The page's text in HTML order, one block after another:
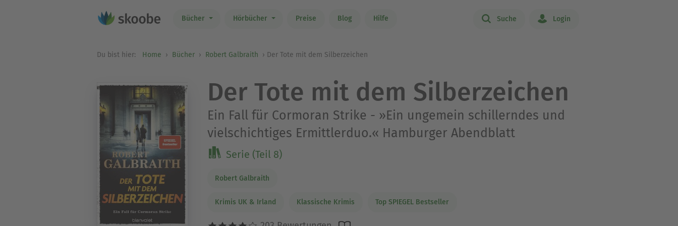
Bücher Hörbücher Preise Blog Hilfe Suche Login
Du bist hier: Home Bücher Robert Galbraith Der Tote mit dem Silberzeichen
Der Tote mit dem Silberzeichen
Ein Fall für Cormoran Strike - »Ein ungemein schillerndes und
vielschichtiges Ermittlerduo.« Hamburger Abendblatt
Serie (Teil 8)
Robert Galbraith
Krimis UK & Irland Klassische Krimis Top SPIEGEL Bestseller